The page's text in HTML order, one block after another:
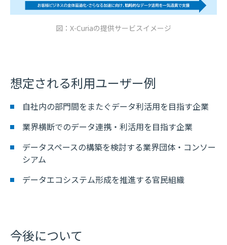
図：X-Curiaの提供サービスイメージ
想定される利用ユーザー例
自社内の部門間をまたぐデータ利活用を目指す企業
業界横断でのデータ連携・利活用を目指す企業
データスペースの構築を検討する業界団体・コンソー
シアム
データエコシステム形成を推進する官民組織
今後について